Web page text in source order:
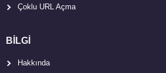
Çoklu URL Açma
BİLGİ
Hakkında